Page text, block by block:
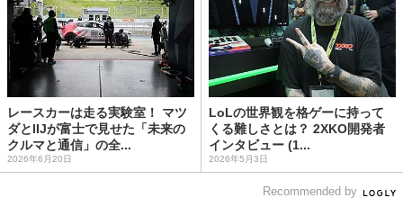
レースカーは走る実験室！ マツ
ダとIIJが富士で見せた「未来の
クルマと通信」の全...
2026年6月20日
LoLの世界観を格ゲーに持って
くる難しさとは？ 2XKO開発者
インタビュー (1...
2026年5月3日
Recommended by